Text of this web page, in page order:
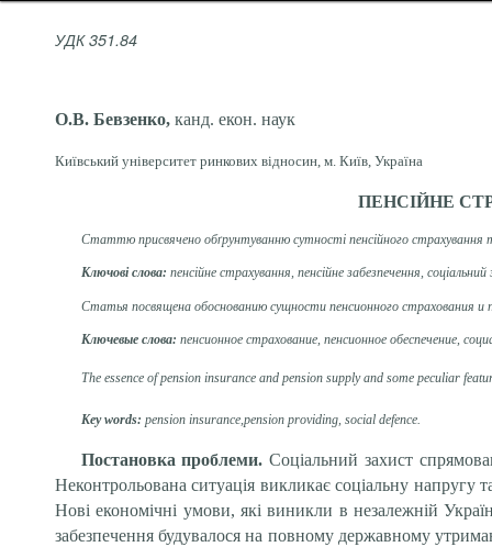
УДК 351.84
О.В. Бевзенко, канд. екон. наук
Київський університет ринкових відносин, м. Київ, Україна
ПЕНСІЙНЕ
Статтю присвячено обґрунтуванню сутності пенсійного страхування
Ключові слова: пенсійне страхування, пенсійне забезпечення,
Статья посвящена обоснованию сущности пенсионного страхования
Ключевыеслова: пенсионное страхование, пенсионное обеспечение,
The essence of pension insurance and pension supply and some peculiar
Key words: pension insurance,pension providing, social defence.
Постановка проблеми.Соціальний захист
Неконтрольована ситуація викликає соціальну напругу
Нові економічні умови, які виникли в незалежній
забезпечення будувалося на повному державному